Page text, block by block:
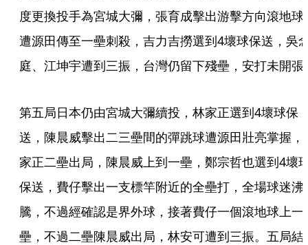
度更換投手為宮城大彌，張育成擊出游擊方向滾地球
遭源田傳至一壘刺殺，吉力吉撈選到4壞球保送，吳
庭、江坤宇遭到三振，台灣仍留下殘壘，安打未開張
第五局日本仍由宮城大彌續投，林家正選到4壞球保
送，陳晨威擊出二三壘間的彈跳球遭源田壯亮掌握，
家正二壘出局，陳晨威上到一壘，鄭宗哲也選到4壞
保送，費仔擊出一支標竿附近的全壘打，全場球迷沸
騰，不過經確認是界外球，接著費仔一個滾地球上一
壘，不過二壘陳晨威出局，林安可遭到三振。五局結